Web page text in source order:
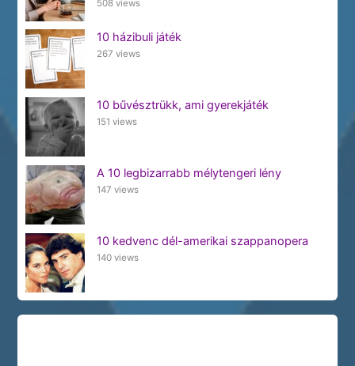
508 views
10 házibuli játék
267 views
10 bűvésztrükk, ami gyerekjáték
151 views
A 10 legbizarrabb mélytengeri lény
147 views
10 kedvenc dél-amerikai szappanopera
140 views